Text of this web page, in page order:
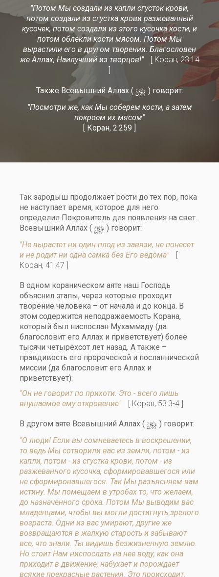
"Потом Мы создали из капли сгусток крови,
потом создали из сгустка крови разжеванный
кусочек, потом создали из этого кусочка кости, и
потом облекли кости мясом. Потом Мы
вырастили его в другом творении. Благословен
же Аллах, Наилучший из творцов!"
[ Коран, 23:14
]
Также Всевышний Аллах ( y ) говорит:
"Посмотри же, как Мы соберем кости, а затем
покроем их мясом"
[ Коран, 2:259 ]
Так зародыш продолжает рости до тех пор, пока
не наступает время, которое для него
определил Покровитель для появления на свет.
Всевышний Аллах ( y ) говорит:
"Не вырастет ни один плод из завязи, не понесет
и не родит ни одна самка без Его ведома"
[
Коран, 41:47 ]
В одном кораническом аяте наш Господь
объяснил этапы, через которые проходит
творение человека – от начала и до конца. В
этом содержится неподражаемость Корана,
который был ниспослан Мухаммаду (да
благословит его Аллах и приветствует) более
тысячи четырёхсот лет назад. А также –
правдивость его пророческой и посланнической
миссии (да благословит его Аллах и
приветствует):
"Он не говорит по прихоти. Это - всего лишь
внушаемое ему откровение"
[ Коран, 53:3-4 ]
В другом аяте Всевышний Аллах ( y ) говорит:
"О люди! Если вы сомневаетесь в воскрешении,
то ведь Мы сотворили вас из земли, потом - из
капли, потом - из сгустка крови, потом - из
разжеванного кусочка, сформировавшегося или
не сформировавшегося. Так Мы разъясняем вам
истину. Мы помещаем в утробах то, что желаем,
до назначенного срока. Потом Мы выводим вас
младенцами, чтобы вы могли достигнуть зрелого
возраста. Одни из вас умирают, другие же
возвращаются в жалкую старость и забывают
все, что знали. Ты видишь безжизненную землю.
Но стоит Нам ниспослать на нее воду, как она
приходит в движение, набухает и порождает
всякие прекрасные растения. Это происходит,